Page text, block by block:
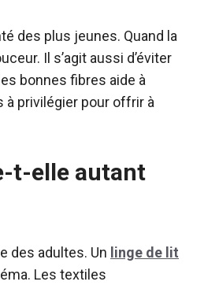
des plus jeunes. Quand la
Il s’agit aussi d’éviter
bonnes fibres aide à
privilégier pour offrir à
t-elle autant
des adultes. Un linge de lit
Les textiles